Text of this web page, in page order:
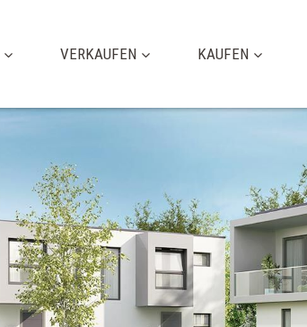
VERKAUFEN KAUFEN